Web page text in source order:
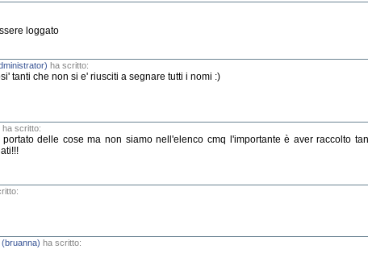
loggato
ha scritto:
tanti che non si e' riusciti a segnare tutti i nomi :)
ha scritto:
portato delle cose ma non siamo nell'elenco cmq l'importante è aver raccolto
ha scritto: